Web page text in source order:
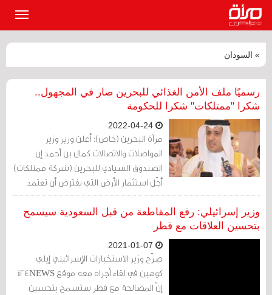
» السودان
رسميًا ملف الأمن الغذائي للبحرين صار في المجهول..
شكرا "ممتلكات" شكرا للحكومة
مرآة البحرين (خاص): أعلن وزير وزير
المواصلات والاتصالات كمال بن أحمد إن
الصندوق السيادي للبحرين (شركة ممتلكات)
أجّل استثمار الأرض التي يفترض أن تعتمد
عليها البحرين في بناء أمنها الغذائي، إلى أجلٍ
غير مسمى.
وزير إسرائيلي: رفع المقاطعة من قبل السعودية سيسمح
بتحسين العلاقات مع قطر
صرّح وزير الاستخبارات الإسرائيلي إيلي
كوهين في لقاء أجراه معه موقع i24NEWS
إنّ المصالحة مع قطر ستسمح بتحسين